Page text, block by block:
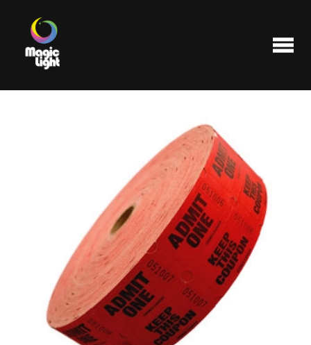
Les plus populaires
Liquidations
FAQ
Nous joindre